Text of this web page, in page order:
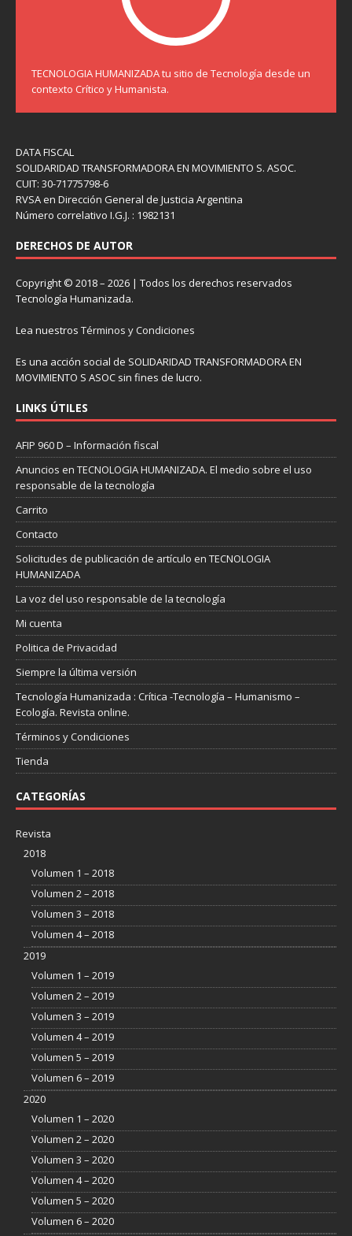
TECNOLOGIA HUMANIZADA tu sitio de Tecnología desde un
contexto Crítico y Humanista.
DATA FISCAL
SOLIDARIDAD TRANSFORMADORA EN MOVIMIENTO S. ASOC.
CUIT: 30-71775798-6
RVSA en Dirección General de Justicia Argentina
Número correlativo I.G.J. : 1982131
DERECHOS DE AUTOR
Copyright © 2018 – 2026 | Todos los derechos reservados
Tecnología Humanizada.
Lea nuestros Términos y Condiciones
Es una acción social de SOLIDARIDAD TRANSFORMADORA EN
MOVIMIENTO S ASOC sin fines de lucro.
LINKS ÚTILES
AFIP 960 D – Información fiscal
Anuncios en TECNOLOGIA HUMANIZADA. El medio sobre el uso
responsable de la tecnología
Carrito
Contacto
Solicitudes de publicación de artículo en TECNOLOGIA
HUMANIZADA
La voz del uso responsable de la tecnología
Mi cuenta
Politica de Privacidad
Siempre la última versión
Tecnología Humanizada : Crítica -Tecnología – Humanismo –
Ecología. Revista online.
Términos y Condiciones
Tienda
CATEGORÍAS
Revista
2018
Volumen 1 – 2018
Volumen 2 – 2018
Volumen 3 – 2018
Volumen 4 – 2018
2019
Volumen 1 – 2019
Volumen 2 – 2019
Volumen 3 – 2019
Volumen 4 – 2019
Volumen 5 – 2019
Volumen 6 – 2019
2020
Volumen 1 – 2020
Volumen 2 – 2020
Volumen 3 – 2020
Volumen 4 – 2020
Volumen 5 – 2020
Volumen 6 – 2020